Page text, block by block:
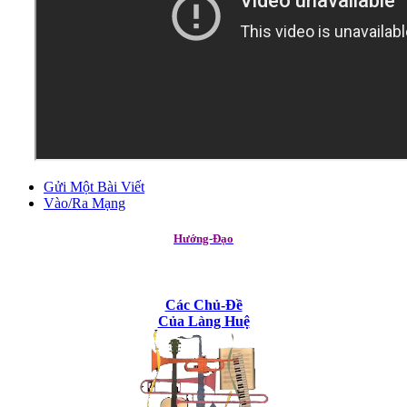
Gửi Một Bài Viết
Vào/Ra Mạng
Hướng-Đạo
Các Chủ-Đề
Của Làng Huệ